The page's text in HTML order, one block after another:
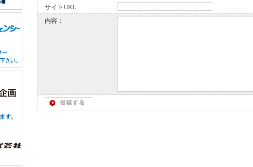
サイトURL
内容：